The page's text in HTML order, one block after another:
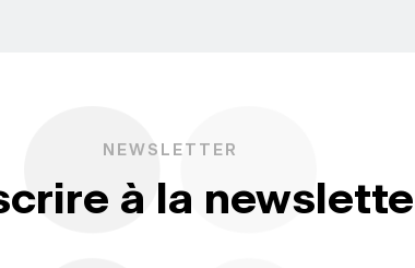
NEWSLETTER
à la